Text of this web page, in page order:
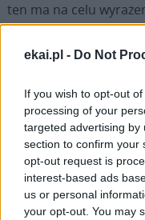
ekai.pl - Do Not
If you wish to opt-out
processing of your
targeted advertising by
section to confirm your
opt-out request is
interest-based ads
us or personal
your opt-out. You may
ten ma na celu
oraz sprawienie, by
monastycznymi oraz
niego.
Z okazji pobytu
klasztoru Santa
„pastas de San
założycielowi
Orozco. Te